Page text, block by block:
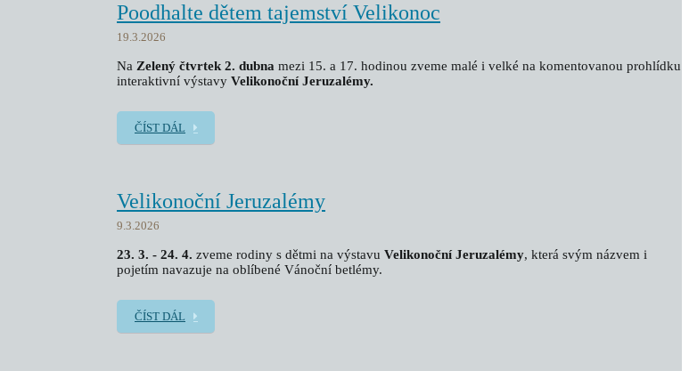
Poodhalte dětem tajemství Velikonoc
19.3.2026
Na Zelený čtvrtek 2. dubna mezi 15. a 17. hodinou zveme malé i velké na komentovanou prohlídku
interaktivní výstavy Velikonoční Jeruzalémy.
ČÍST DÁL
Velikonoční Jeruzalémy
9.3.2026
23. 3. - 24. 4. zveme rodiny s dětmi na výstavu Velikonoční Jeruzalémy, která svým názvem i
pojetím navazuje na oblíbené Vánoční betlémy.
ČÍST DÁL